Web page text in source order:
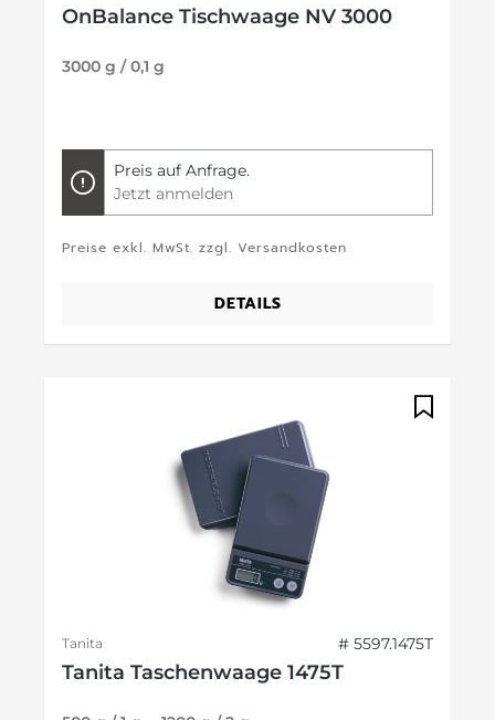
OnBalance Tischwaage NV 3000
3000 g / 0,1 g
Preis auf Anfrage.
Jetzt anmelden
Preise exkl. MwSt. zzgl. Versandkosten
DETAILS
Tanita # 5597.1475T
Tanita Taschenwaage 1475T